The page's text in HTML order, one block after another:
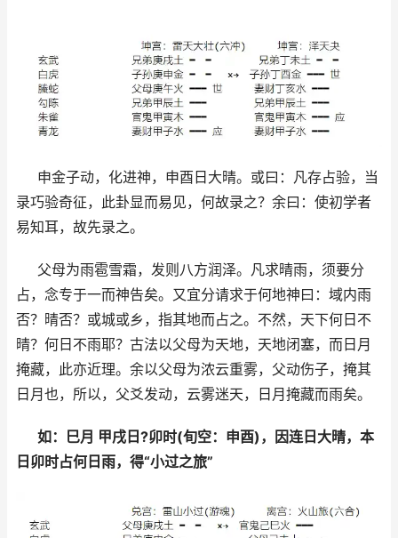
申金子动，化进神，申酉日大晴。或曰：凡存占验，当
录巧验奇征，此卦显而易见，何故录之？余曰：使初学者
易知耳，故先录之。
父母为雨雹雪霜，发则八方润泽。凡求晴雨，须要分
占，念专于一而神告矣。又宜分请求于何地神曰：域内雨
否？晴否？或城或乡，指其地而占之。不然，天下何日不
晴？何日不雨耶？古法以父母为天地，天地闭塞，而日月
掩藏，此亦近理。余以父母为浓云重雾，父动伤子，掩其
日月也，所以，父爻发动，云雾迷天，日月掩藏而雨矣。
如：巳月 甲戌日?卯时(旬空：申酉)，因连日大晴，本
日卯时占何日雨，得“小过之旅”